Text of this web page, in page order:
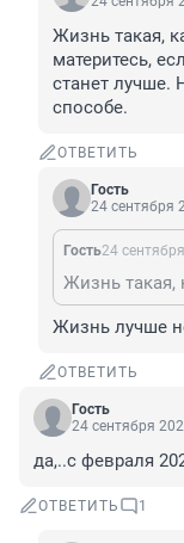
Жизнь такая,
материтесь,
станет лучше.
способе.
ОТВЕТИТЬ
Гость
24 сентября
Гость24
Жизнь лучше
ОТВЕТИТЬ
Гость
24 сентября
да,..с февраля
ОТВЕТИТЬ 1